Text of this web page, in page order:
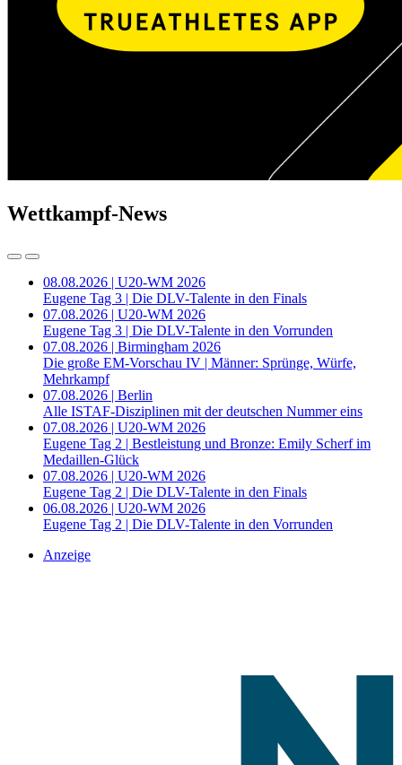
Wettkampf-News
08.08.2026 | U20-WM 2026
Eugene Tag 3 | Die DLV-Talente in den Finals
07.08.2026 | U20-WM 2026
Eugene Tag 3 | Die DLV-Talente in den Vorrunden
07.08.2026 | Birmingham 2026
Die große EM-Vorschau IV | Männer: Sprünge, Würfe,
Mehrkampf
07.08.2026 | Berlin
Alle ISTAF-Disziplinen mit der deutschen Nummer eins
07.08.2026 | U20-WM 2026
Eugene Tag 2 | Bestleistung und Bronze: Emily Scherf im
Medaillen-Glück
07.08.2026 | U20-WM 2026
Eugene Tag 2 | Die DLV-Talente in den Finals
06.08.2026 | U20-WM 2026
Eugene Tag 2 | Die DLV-Talente in den Vorrunden
Anzeige